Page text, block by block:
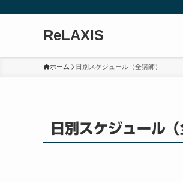
ReLAXIS
ホーム 日別スケジュール（全講師）
日別スケジュール（